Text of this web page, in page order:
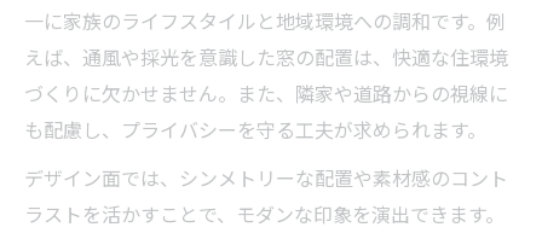
一に家族のライフスタイルと地域環境への調和です。例
えば、通風や採光を意識した窓の配置は、快適な住環境
づくりに欠かせません。また、隣家や道路からの視線に
も配慮し、プライバシーを守る工夫が求められます。
デザイン面では、シンメトリーな配置や素材感のコント
ラストを活かすことで、モダンな印象を演出できます。